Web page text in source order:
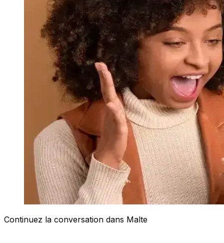
Continuez la conversation dans Malte